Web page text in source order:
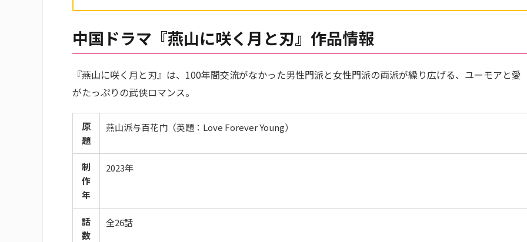
中国ドラマ『燕山に咲く月と刃』作品情報
『燕山に咲く月と刃』は、100年間交流がなかった男性門派と女性門派の両派が繰り広げる、ユーモアと愛
がたっぷりの武侠ロマンス。
原
題
燕山派与百花门（英題：Love Forever Young）
制
作
年
2023年
話
数
全26話